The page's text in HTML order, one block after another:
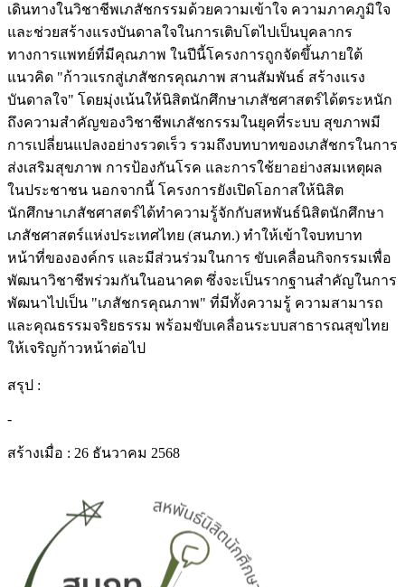
เดินทางในวิชาชีพเภสัชกรรมด้วยความเข้าใจ ความภาคภูมิใจ
และช่วยสร้างแรงบันดาลใจในการเติบโตไปเป็นบุคลากร
ทางการแพทย์ที่มีคุณภาพ ในปีนี้โครงการถูกจัดขึ้นภายใต้
แนวคิด "ก้าวแรกสู่เภสัชกรคุณภาพ สานสัมพันธ์ สร้างแรง
บันดาลใจ" โดยมุ่งเน้นให้นิสิตนักศึกษาเภสัชศาสตร์ได้ตระหนัก
ถึงความสำคัญของวิชาชีพเภสัชกรรมในยุคที่ระบบ สุขภาพมี
การเปลี่ยนแปลงอย่างรวดเร็ว รวมถึงบทบาทของเภสัชกรในการ
ส่งเสริมสุขภาพ การป้องกันโรค และการใช้ยาอย่างสมเหตุผล
ในประชาชน นอกจากนี้ โครงการยังเปิดโอกาสให้นิสิต
นักศึกษาเภสัชศาสตร์ได้ทำความรู้จักกับสหพันธ์นิสิตนักศึกษา
เภสัชศาสตร์แห่งประเทศไทย (สนภท.) ทำให้เข้าใจบทบาท
หน้าที่ขององค์กร และมีส่วนร่วมในการ ขับเคลื่อนกิจกรรมเพื่อ
พัฒนาวิชาชีพร่วมกันในอนาคต ซึ่งจะเป็นรากฐานสำคัญในการ
พัฒนาไปเป็น "เภสัชกรคุณภาพ" ที่มีทั้งความรู้ ความสามารถ
และคุณธรรมจริยธรรม พร้อมขับเคลื่อนระบบสาธารณสุขไทย
ให้เจริญก้าวหน้าต่อไป
สรุป :
-
สร้างเมื่อ : 26 ธันวาคม 2568